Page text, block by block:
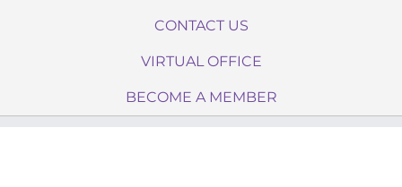
CONTACT US
VIRTUAL OFFICE
BECOME A MEMBER